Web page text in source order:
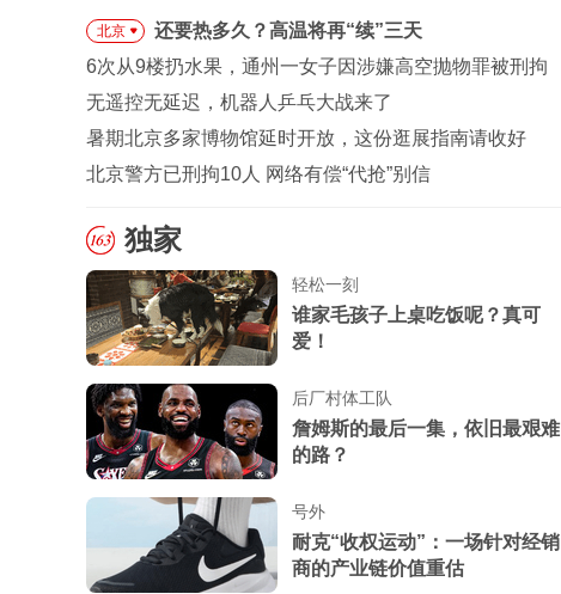
北京
还要热多久？高温将再“续”三天
6次从9楼扔水果，通州一女子因涉嫌高空抛物罪被刑拘
无遥控无延迟，机器人乒乓大战来了
暑期北京多家博物馆延时开放，这份逛展指南请收好
北京警方已刑拘10人 网络有偿“代抢”别信
独家
轻松一刻
谁家毛孩子上桌吃饭呢？真可
爱！
后厂村体工队
詹姆斯的最后一集，依旧最艰难
的路？
号外
耐克“收权运动”：一场针对经销
商的产业链价值重估